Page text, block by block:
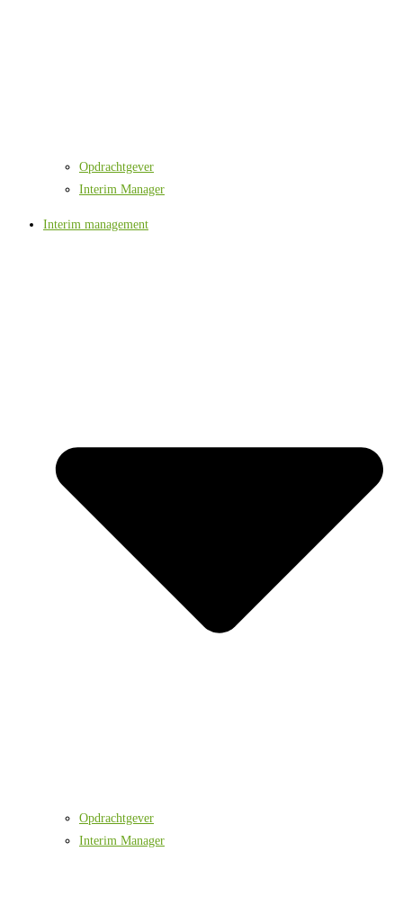
Opdrachtgever
Interim Manager
Interim management
Opdrachtgever
Interim Manager